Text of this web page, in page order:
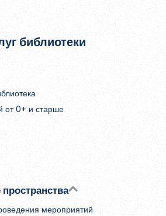
библиотеки
от 0+ и старше
мероприятий
использования материалов